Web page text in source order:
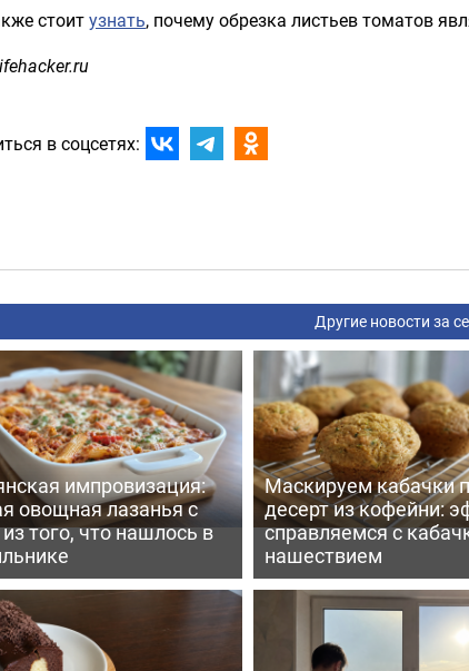
стоитузнать, почему обрезка листьев томатов
в соцсетях:
Другие новости за
импровизация:
овощная лазанья с
того, что нашлось в
Маскируем кабачки
десерт из кофейни:
справляемся с
нашествием